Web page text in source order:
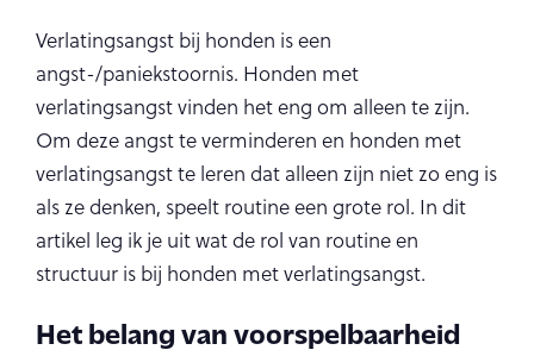
Verlatingsangst bij honden is een
angst-/paniekstoornis. Honden met
verlatingsangst vinden het eng om alleen te zijn.
Om deze angst te verminderen en honden met
verlatingsangst te leren dat alleen zijn niet zo eng is
als ze denken, speelt routine een grote rol. In dit
artikel leg ik je uit wat de rol van routine en
structuur is bij honden met verlatingsangst.
Het belang van voorspelbaarheid